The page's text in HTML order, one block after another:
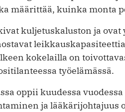
määrittää, kuinka monta
kuljetuskaluston ja
kokelailla on
työelämässä.
oppii kuudessa
ja lääkäri­johtajuus